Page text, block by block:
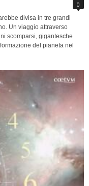
0
divisa in tre grandi
Un viaggio attraverso
scomparsi, gigantesche
del pianeta nel